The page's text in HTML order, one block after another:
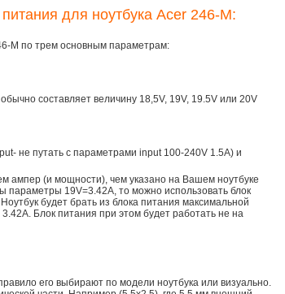
для ноутбука Acer 246-M:
M по трем основным параметрам:
составляет величину 18,5V, 19V, 19.5V или 20V
не путать с параметрами input 100-240V 1.5A) и
ампер (и мощности), чем указано на Вашем ноутбуке
19V=3.42A, то можно использовать блок
будет брать из блока питания максимальной
Блок питания при этом будет работать не на
его выбирают по модели ноутбука или визуально.